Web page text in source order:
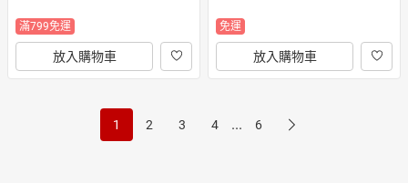
滿799免運
放入購物車
免運
放入購物車
1 2 3 4 ... 6